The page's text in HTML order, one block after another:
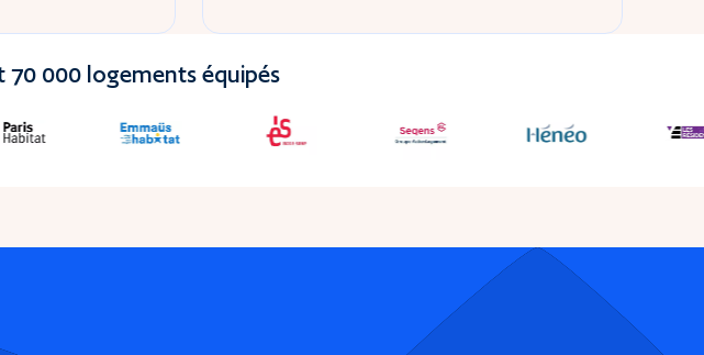
70 000 logements équipés